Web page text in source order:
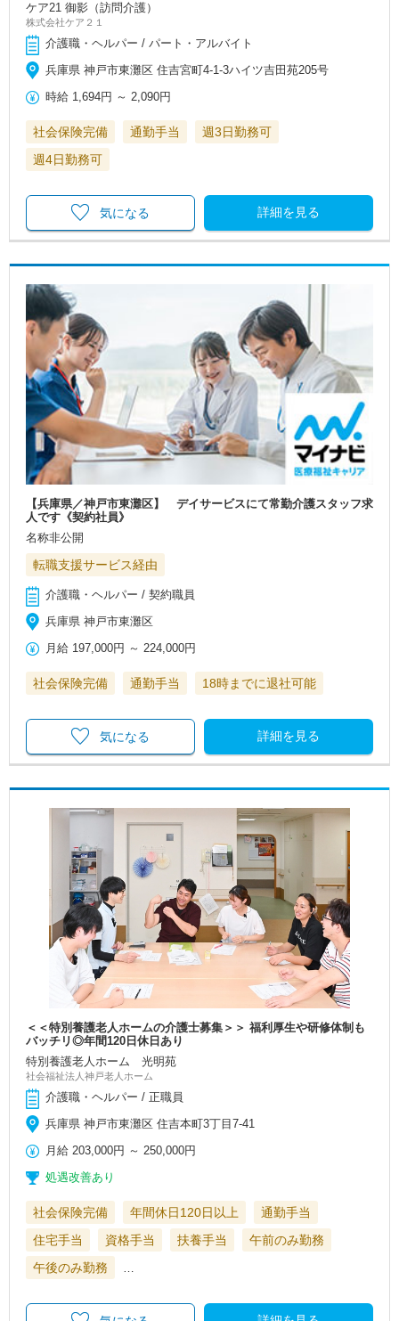
ケア21 御影（訪問介護）
株式会社ケア２１
介護職・ヘルパー / パート・アルバイト
兵庫県 神戸市東灘区 住吉宮町4-1-3ハイツ吉田苑205号
時給 1,694円 ～2,090円
社会保険完備 通勤手当
週3日勤務可
週4日勤務可
詳細を見る
気になる
【兵庫県／神戸市東灘区】 デイサービスにて常勤介護スタッフ求
人です《契約社員》
名称非公開
転職支援サービス経由
介護職・ヘルパー / 契約職員
兵庫県 神戸市東灘区
月給 197,000円 ～224,000円
社会保険完備 通勤手当 18時までに退社可能
詳細を見る
気になる
＜＜特別養護老人ホームの介護士募集＞＞ 福利厚生や研修体制も
バッチリ◎年間120日休日あり
特別養護老人ホーム 光明苑
社会福祉法人神戸老人ホーム
介護職・ヘルパー / 正職員
兵庫県 神戸市東灘区 住吉本町3丁目7-41
月給 203,000円 ～250,000円
処遇改善あり
社会保険完備 年間休日120日以上
通勤手当
住宅手当
資格手当 扶養手当
午前のみ勤務
午後のみ勤務
…